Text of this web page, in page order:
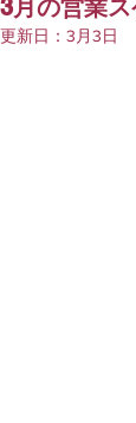
3月の営業
更新日： 3月3日